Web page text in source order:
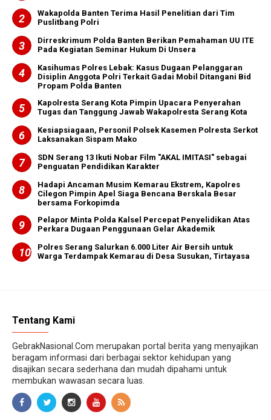
Wakapolda Banten Terima Hasil Penelitian dari Tim
Puslitbang Polri
Dirreskrimum Polda Banten Berikan Pemahaman UU ITE
Pada Kegiatan Seminar Hukum Di Unsera
Kasihumas Polres Lebak: Kasus Dugaan Pelanggaran
Disiplin Anggota Polri Terkait Gadai Mobil Ditangani Bid
Propam Polda Banten
Kapolresta Serang Kota Pimpin Upacara Penyerahan
Tugas dan Tanggung Jawab Wakapolresta Serang Kota
Kesiapsiagaan, Personil Polsek Kasemen Polresta Serkot
Laksanakan Sispam Mako
SDN Serang 13 Ikuti Nobar Film "AKAL IMITASI" sebagai
Penguatan Pendidikan Karakter
Hadapi Ancaman Musim Kemarau Ekstrem, Kapolres
Cilegon Pimpin Apel Siaga Bencana Berskala Besar
bersama Forkopimda
Pelapor Minta Polda Kalsel Percepat Penyelidikan Atas
Perkara Dugaan Penggunaan Gelar Akademik
Polres Serang Salurkan 6.000 Liter Air Bersih untuk
Warga Terdampak Kemarau di Desa Susukan, Tirtayasa
Tentang Kami
GebrakNasional.Com merupakan portal berita yang menyajikan
beragam informasi dari berbagai sektor kehidupan yang
disajikan secara sederhana dan mudah dipahami untuk
membukan wawasan secara luas.